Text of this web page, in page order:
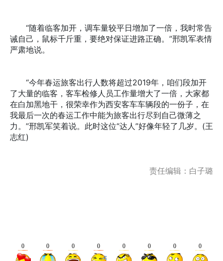
“随着临客加开，调车量较平日增加了一倍，我时常告
诫自己，鼠标千斤重，要绝对保证进路正确。”邢凯军表情
严肃地说。
“今年春运旅客出行人数将超过2019年，咱们段加开
了大量的临客，客车检修人员工作量增大了一倍，大家都
在白加黑地干，很荣幸作为西安客车车辆段的一份子，在
我最后一次的春运工作中能为旅客出行尽到自己微薄之
力。”邢凯军笑着说。此时这位“达人”好像年轻了几岁。(王
志红)
责任编辑：白子璐